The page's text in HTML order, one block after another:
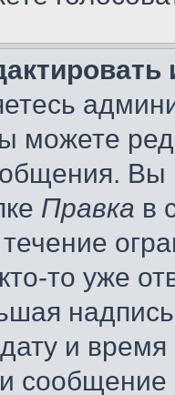
можете
Вы
Правка в
то уже
и